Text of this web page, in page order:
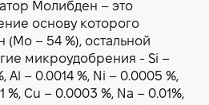
Молибден – это
основу которого
(Мо – 54 %), остальной
микроудобрения - Si –
Al – 0.0014 %, Ni – 0.0005 %,
%, Cu – 0.0003 %, Na – 0.01%,